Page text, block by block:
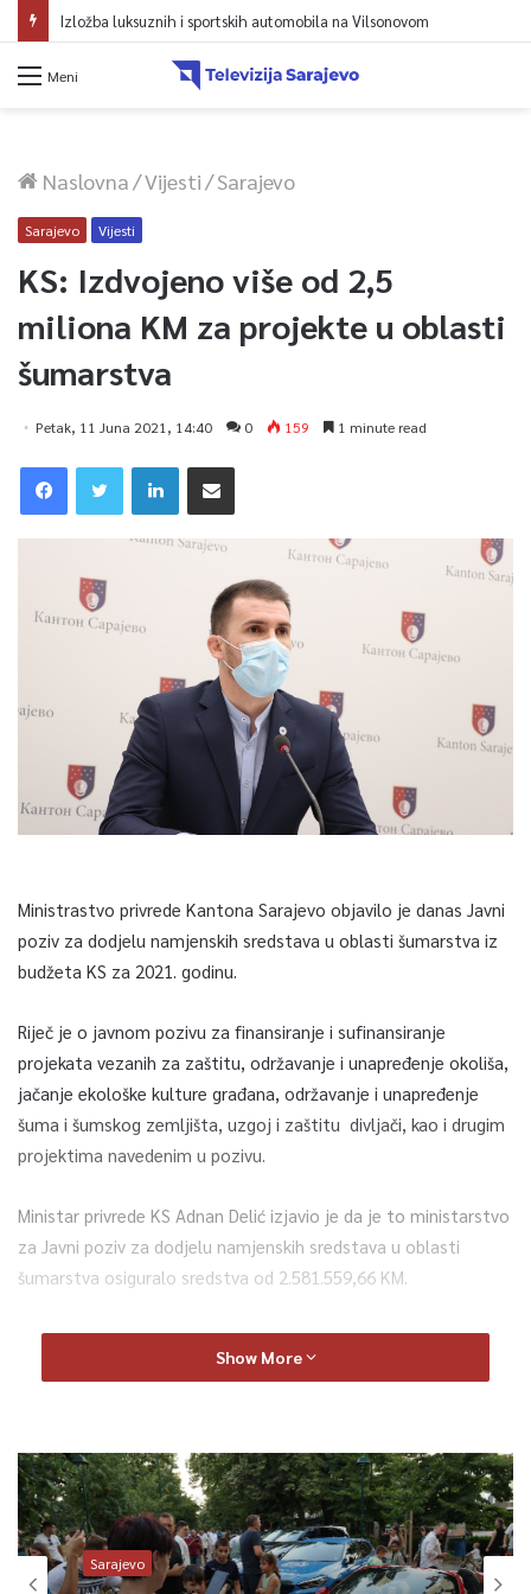
Izložba luksuznih i sportskih automobila na Vilsonovom
Meni
Naslovna/Vijesti/Sarajevo
Sarajevo Vijesti
KS: Izdvojeno više od 2,5
miliona KM za projekte u oblasti
šumarstva
Petak, 11 Juna 2021, 14:40 0 159 1 minute read
Ministrastvo privrede Kantona Sarajevo objavilo je danas Javni
poziv za dodjelu namjenskih sredstava u oblasti šumarstva iz
budžeta KS za 2021. godinu.
Riječ je o javnom pozivu za finansiranje i sufinansiranje
projekata vezanih za zaštitu, održavanje i unapređenje okoliša,
jačanje ekološke kulture građana, održavanje i unapređenje
šuma i šumskog zemljišta, uzgoj i zaštitu divljači, kao i drugim
projektima navedenim u pozivu.
Ministar privrede KS Adnan Delić izjavio je da je to ministarstvo
za Javni poziv za dodjelu namjenskih sredstava u oblasti
šumarstva osiguralo sredstva od 2.581.559,66 KM.
– Sredstva su namjenska, a pravo na učešće u ovom pozivu
imaju KJP Sarajevo – šume, KJU za zaštićena područja, fizička
djelovanjem obuhvataju programe navedene u pozivu, a imaju
sjedišta i realizuju svoje programe na području Kantona
Sarajevo – istakao je Delić.
Pojašnjenja vezana za kriterije i pravila učešća u javnom pozivu,
Show More
Sarajevo